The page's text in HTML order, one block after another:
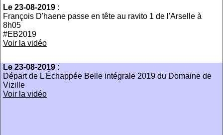
Le 23-08-2019 :
François D'haene passe en tête au ravito 1 de l'Arselle à
8h05
#EB2019
Voir la vidéo
Le 23-08-2019 :
Départ de L'Échappée Belle intégrale 2019 du Domaine de
Vizille
Voir la vidéo